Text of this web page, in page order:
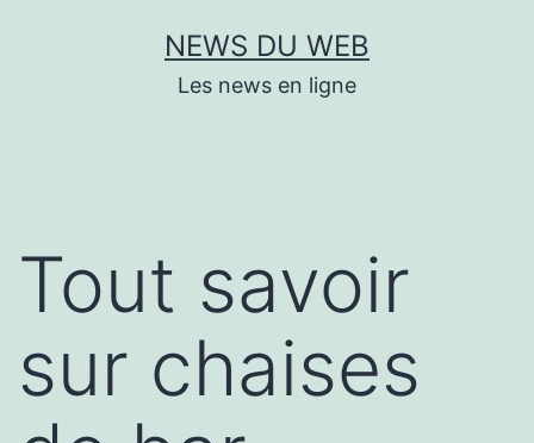
NEWS DU WEB
Les news en ligne
Tout savoir
sur chaises